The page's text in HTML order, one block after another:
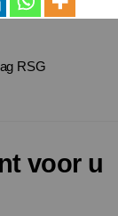
RSG
voor u